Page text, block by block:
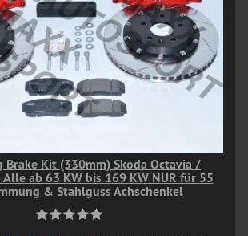
Brake Kit (330mm) Skoda Octavia /
Alle ab 63 KW bis 169 KW NUR für 55
& Stahlguss Achschenkel